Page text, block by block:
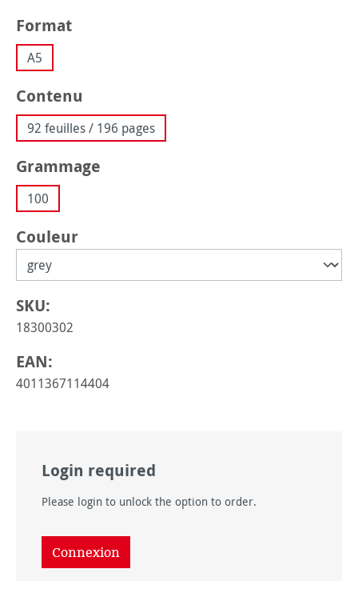
Sélectionnez
Format
A5
Sélectionnez
Contenu
92 feuilles / 196 pages
Sélectionnez
Grammage
100
Sélectionnez
Couleur
SKU:
18300302
EAN:
4011367114404
Login required
Please login to unlock the option to order.
Connexion